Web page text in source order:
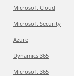
Microsoft Cloud
Microsoft Security
Azure
Dynamics 365
Microsoft 365